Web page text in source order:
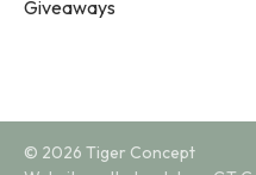
Giveaways
© 2026 Tiger Concept